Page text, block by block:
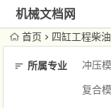
机械文档网
首页 四缸工程柴
所属专业 冲压
复合